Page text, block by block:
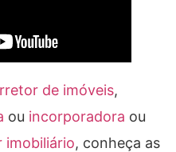
de imóveis,
ou incorporadora ou
imobiliário, conheça as